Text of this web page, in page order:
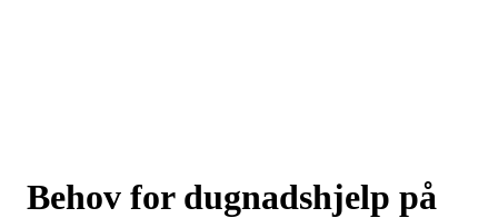
Behov for dugnadshjelp på